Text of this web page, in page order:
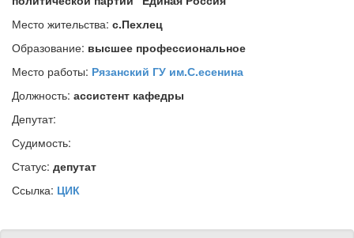
Место жительства: с.Пехлец
Образование: высшее профессиональное
Место работы: Рязанский ГУ им.С.есенина
Должность: ассистент кафедры
Депутат:
Судимость:
Статус: депутат
Ссылка: ЦИК